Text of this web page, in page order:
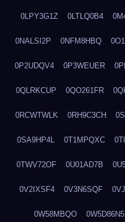
0LPY3G1Z 0LTLQ0B4
0NALSI2P 0NFM8HBQ
0P2UDQV4 0P3WEUER
0QLRKCUP 0QO261FR
0RCWTWLK 0RH9C3CH
0SA9HP4L 0T1MPQXC
0TWV72OF 0U01AD7B
0V2IXSF4 0V3N6SQF
0W58MBQO 0W5D86N5